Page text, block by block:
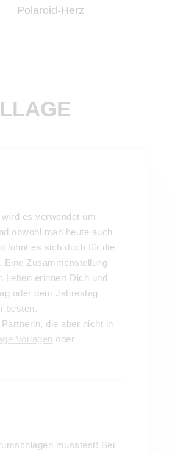
Polaroid-Herz
es verwendet um
obwohl man heute auch
lohnt es sich doch für die
Zusammenstellung
Leben erinnert Dich und
oder dem Jahrestag
besten.
die aber nicht in
Vorlagen oder
musstest! Bei